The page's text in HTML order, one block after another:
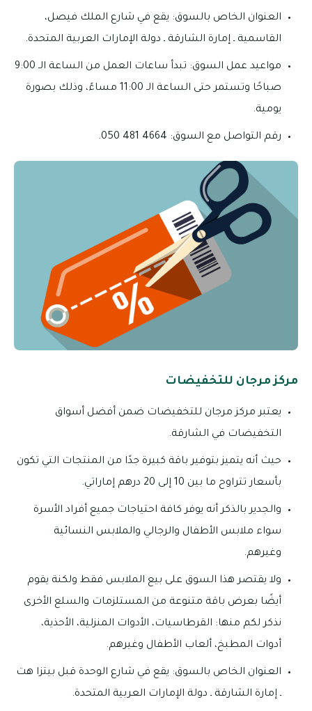
العنوان الخاص بالسوق: يقع في شارع الملك فيصل،
القاسمية ـ إمارة الشارقة ـ دولة الإمارات العربية المتحدة.
مواعيد عمل السوق: تبدأ ساعات العمل من الساعة الـ 9:00
صباحًا وتستمر حتى الساعة الـ 11:00 مساءً، وذلك بصورة
يومية.
رقم التواصل مع السوق: 4664 481 050.
مركز مرجان للتخفيضات
يعتبر مركز مرجان للتخفيضات ضمن أفضل أسواق
التخفيضات في الشارقة.
حيث أنه يتميز بتوفير باقة كبيرة جدًا من المنتجات التي تكون
بأسعار تتراوح ما بين 10 إلى 20 درهم إماراتي.
والجدير بالذكر أنه يوفر كافة احتياجات جميع أفراد الأسرة
سواء ملابس الأطفال والرجالي والملابس النسائية
وغيرهم.
ولا يقتصر هذا السوق على بيع الملابس فقط ولكنة يقوم
أيضًا بعرض باقة متنوعة من المستلزمات والسلع الأخرى
نذكر لكم منها: القرطاسيات، الأدوات المنزلية، الأحذية،
أدوات المطبخ، ألعاب الأطفال وغيرهم.
العنوان الخاص بالسوق: يقع في شارع الوحدة قبل بيتزا هت
ـ إمارة الشارقة ـ دولة الإمارات العربية المتحدة.